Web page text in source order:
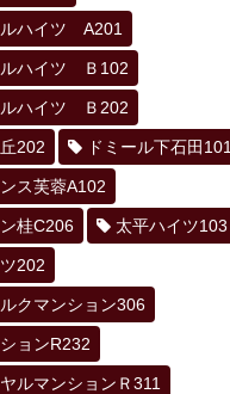
ハイツ A201
ルハイツ Ｂ102
ルハイツ Ｂ202
202 ドミール下石田101
ス芙蓉A102
桂C206 太平ハイツ103
202
クマンション306
ョンR232
ルマンションＲ311